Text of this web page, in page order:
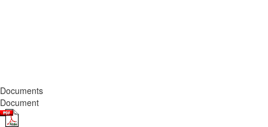
Documents
Document